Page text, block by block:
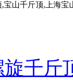
宝山千斤顶,上海
旋千斤